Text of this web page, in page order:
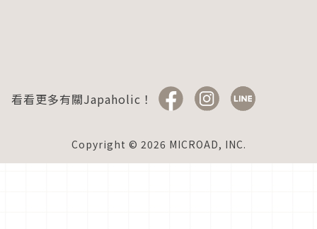
看看更多有關Japaholic！
Copyright © 2026 MICROAD, INC.